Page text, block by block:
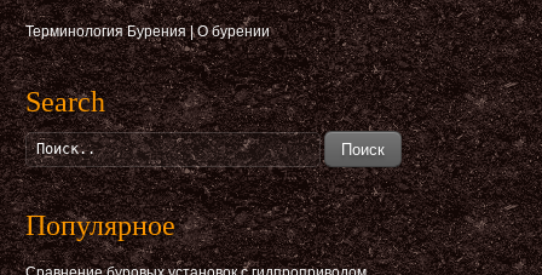
Терминология Бурения|О бурении
Search
Поиск
Популярное